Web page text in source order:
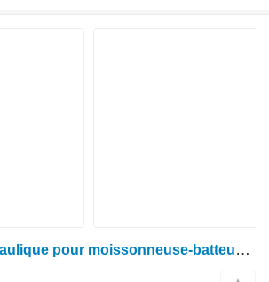
Distributeur hydraulique pour moissonneuse-batteuse John Deere 9780